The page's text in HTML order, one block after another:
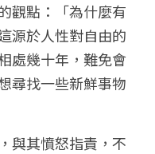
觀點：「為什麼有
源於人性對自由的
處幾十年，難免會
尋找一些新鮮事物
與其憤怒指責，不